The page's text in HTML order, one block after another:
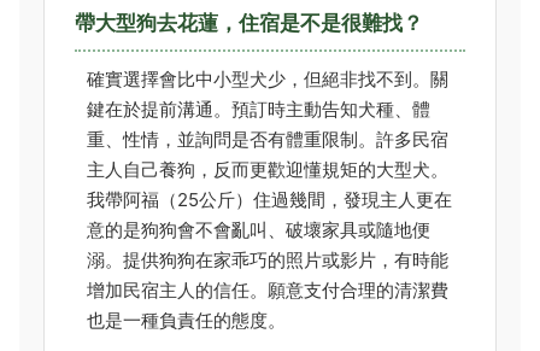
帶大型狗去花蓮，住宿是不是很難找？
確實選擇會比中小型犬少，但絕非找不到。關
鍵在於提前溝通。預訂時主動告知犬種、體
重、性情，並詢問是否有體重限制。許多民宿
主人自己養狗，反而更歡迎懂規矩的大型犬。
我帶阿福（25公斤）住過幾間，發現主人更在
意的是狗狗會不會亂叫、破壞家具或隨地便
溺。提供狗狗在家乖巧的照片或影片，有時能
增加民宿主人的信任。願意支付合理的清潔費
也是一種負責任的態度。